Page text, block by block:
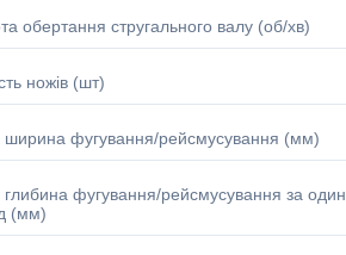
обертання стругального валу (об/хв)
ножів (шт)
ширина фугування/рейсмусування (мм)
фугування/рейсмусування за один
(мм)